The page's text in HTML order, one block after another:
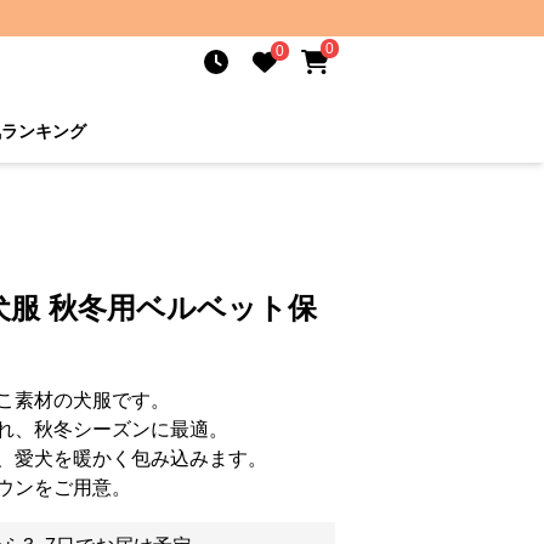
0 0
ンキング
秋冬用ベルベット保
素材の犬服です。
、秋冬シーズンに最適。
愛犬を暖かく包み込みます。
ンをご用意。